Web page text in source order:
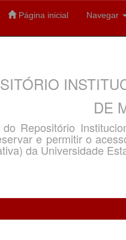
Página inicial Navegar
DE
Repositório
e permitir o
da Universidade